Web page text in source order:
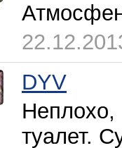
DYV
Неплохо,
туалет.